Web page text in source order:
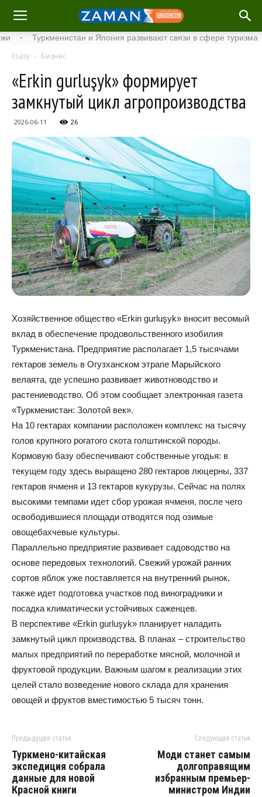
Туркменистан и Япония развивают связи в сфере туризма ·
Esasy Бизнес
«Erkin gurluşyk» формирует
замкнутый цикл агропроизводства
2026-06-11 26
Хозяйственное общество «Erkin gurluşyk» вносит весомый
вклад в обеспечение продовольственного изобилия
Туркменистана. Предприятие располагает 1,5 тысячами
гектаров земель в Огузханском этрапе Марыйского
велаята, где успешно развивает животноводство и
растениеводство. Об этом сообщает электронная газета
«Туркменистан: Золотой век».
На 10 гектарах компании расположен комплекс на тысячу
голов крупного рогатого скота голштинской породы.
Кормовую базу обеспечивают собственные угодья: в
текущем году здесь выращено 280 гектаров люцерны, 337
гектаров ячменя и 13 гектаров кукурузы. Сейчас на полях
высокими темпами идет сбор урожая ячменя, после чего
освободившиеся площади отводятся под озимые
овощебахчевые культуры.
Параллельно предприятие развивает садоводство на
основе передовых технологий. Свежий урожай ранних
сортов яблок уже поставляется на внутренний рынок,
также идет подготовка участков под виноградники и
посадка климатически устойчивых саженцев.
В перспективе «Erkin gurluşyk» планирует наладить
замкнутый цикл производства. В планах – строительство
малых предприятий по переработке мясной, молочной и
фруктовой продукции. Важным шагом к реализации этих
целей стало возведение нового склада для хранения
овощей и фруктов вместимостью 5 тысяч тонн.
Предыдущая статья
Туркмено-китайская
экспедиция собрала
данные для новой
Красной книги
Следующая статья
Моди станет самым
долгоправящим
избранным премьер-
министром Индии